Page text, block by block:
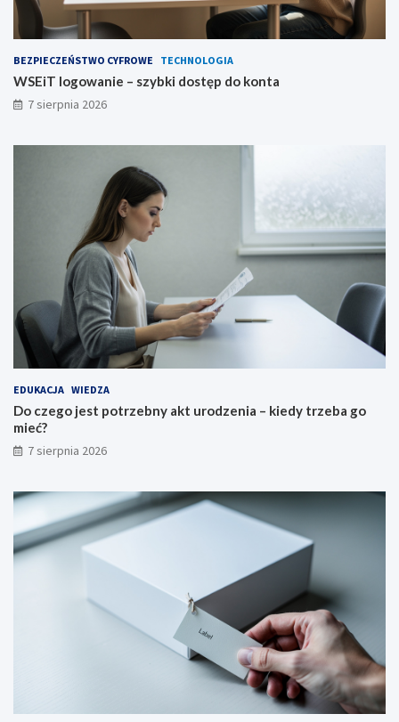
BEZPIECZEŃSTWO CYFROWE TECHNOLOGIA
WSEiT logowanie – szybki dostęp do konta
7 sierpnia 2026
EDUKACJA WIEDZA
Do czego jest potrzebny akt urodzenia – kiedy trzeba go
mieć?
7 sierpnia 2026